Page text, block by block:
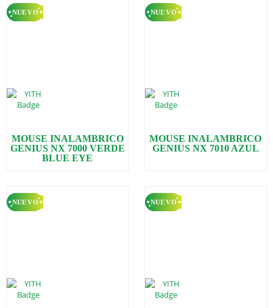
MOUSE INALAMBRICO
GENIUS NX 7000 VERDE
BLUE EYE
MOUSE INALAMBRICO
GENIUS NX 7010 AZUL